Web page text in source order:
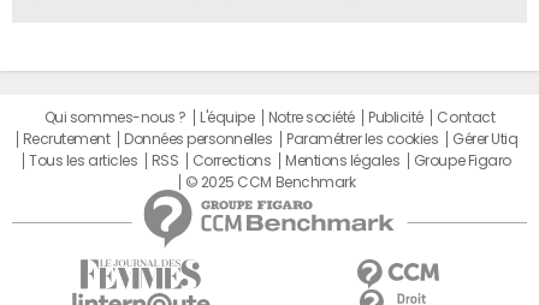
Qui sommes-nous ? L'équipe Notre société Publicité
Contact
Recrutement
Données personnelles Paramétrer les cookies
Gérer Utiq
Tous les articles
RSS Corrections Mentions légales
Groupe Figaro
© 2025 CCM Benchmark